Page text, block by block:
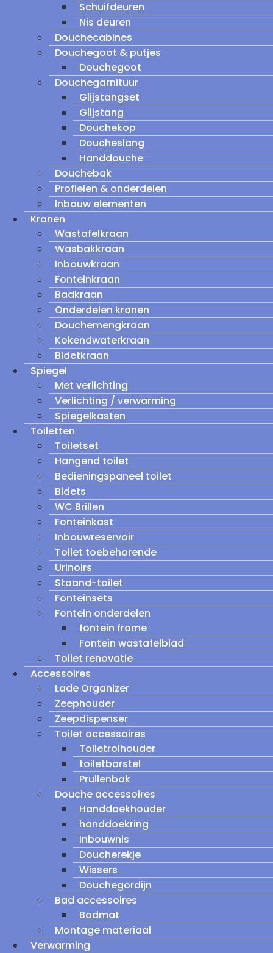
Schuifdeuren
Nis deuren
Douchecabines
Douchegoot & putjes
Douchegoot
Douchegarnituur
Glijstangset
Glijstang
Douchekop
Doucheslang
Handdouche
Douchebak
Profielen & onderdelen
Inbouw elementen
Kranen
Wastafelkraan
Wasbakkraan
Inbouwkraan
Fonteinkraan
Badkraan
Onderdelen kranen
Douchemengkraan
Kokendwaterkraan
Bidetkraan
Spiegel
Met verlichting
Verlichting / verwarming
Spiegelkasten
Toiletten
Toiletset
Hangend toilet
Bedieningspaneel toilet
Bidets
WC Brillen
Fonteinkast
Inbouwreservoir
Toilet toebehorende
Urinoirs
Staand-toilet
Fonteinsets
Fontein onderdelen
fontein frame
Fontein wastafelblad
Toilet renovatie
Accessoires
Lade Organizer
Zeephouder
Zeepdispenser
Toilet accessoires
Toiletrolhouder
toiletborstel
Prullenbak
Douche accessoires
Handdoekhouder
handdoekring
Inbouwnis
Doucherekje
Wissers
Douchegordijn
Bad accessoires
Badmat
Montage materiaal
Verwarming